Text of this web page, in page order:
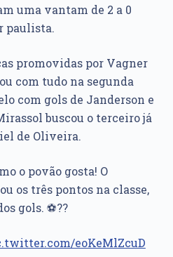
uma vantam de 2 a 0
paulista.
promovidas por Vagner
com tudo na segunda
com gols de Janderson e
buscou o terceiro já
de Oliveira.
o povão gosta! O
os três pontos na classe,
gols. ⚽??
eoKeMlZcuD